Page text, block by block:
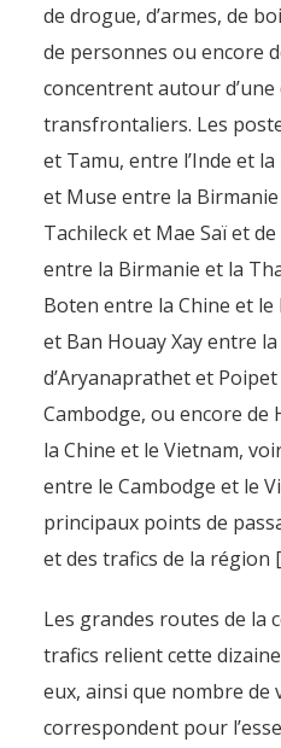
de drogue, d’armes, de
de personnes ou encore
concentrent autour
transfrontaliers. Les
et Tamu, entre l’Inde et
et Muse entre la Birmanie
Tachileck et Mae Saï et
entre la Birmanie et la
Boten entre la Chine et le
et Ban Houay Xay entre
d’Aryanaprathet et
Cambodge, ou encore de
la Chine et le Vietnam,
entre le Cambodge et le
principaux points de
et des trafics de la région
Les grandes routes de la
trafics relient cette
eux, ainsi que nombre de
correspondent pour